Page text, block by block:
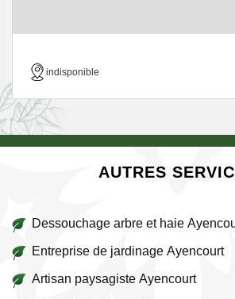
indisponible
AUTRES
Dessouchage arbre et haie
Entreprise de jardinage Ayencourt
Artisan paysagiste Ayencourt